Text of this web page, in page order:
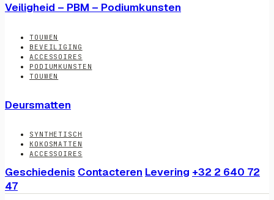
Veiligheid – PBM – Podiumkunsten
TOUWEN
BEVEILIGING
ACCESSOIRES
PODIUMKUNSTEN
TOUWEN
Deursmatten
SYNTHETISCH
KOKOSMATTEN
ACCESSOIRES
Geschiedenis Contacteren Levering +32 2 640 72
47